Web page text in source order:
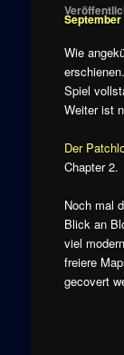
September
Wie
Spiel
Weiter ist
Der
Chapter 2.
Noch mal
Blick an
viel
freiere
gecovert